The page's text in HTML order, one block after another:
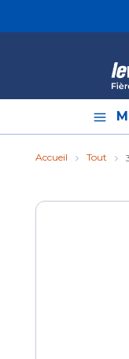
Accueil Tout